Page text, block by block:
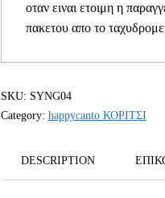
οταν ειναι ετοιμη η
πακετου απο το
SKU: SYNG04
Category: happycanto ΚΟΡΙΤΣΙ
DESCRIPTION